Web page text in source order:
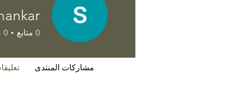
0 متابع 0
مشاركات المنتدى